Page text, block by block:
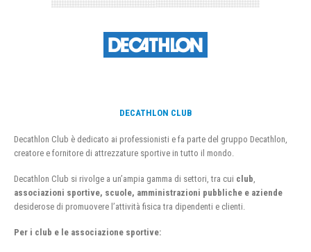
DECATHLON CLUB
Decathlon Club è dedicato ai professionisti e fa parte del gruppo Decathlon,
creatore e fornitore di attrezzature sportive in tutto il mondo.
Decathlon Club si rivolge a un’ampia gamma di settori, tra cui club
associazioni sportive, scuole, amministrazioni pubbliche e aziende
desiderose di promuovere l’attività fisica tra dipendenti e clienti.
Per i club e le associazione sportive: